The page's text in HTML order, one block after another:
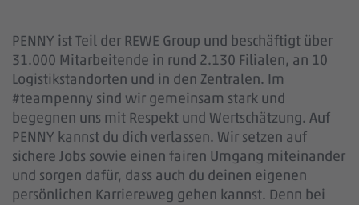
PENNY ist Teil der REWE Group und beschäftigt über
31.000 Mitarbeitende in rund 2.130 Filialen, an 10
Logistikstandorten und in den Zentralen. Im
#teampenny sind wir gemeinsam stark und
begegnen uns mit Respekt und Wertschätzung. Auf
PENNY kannst du dich verlassen. Wir setzen auf
sichere Jobs sowie einen fairen Umgang miteinander
und sorgen dafür, dass auch du deinen eigenen
persönlichen Karriereweg gehen kannst. Denn bei